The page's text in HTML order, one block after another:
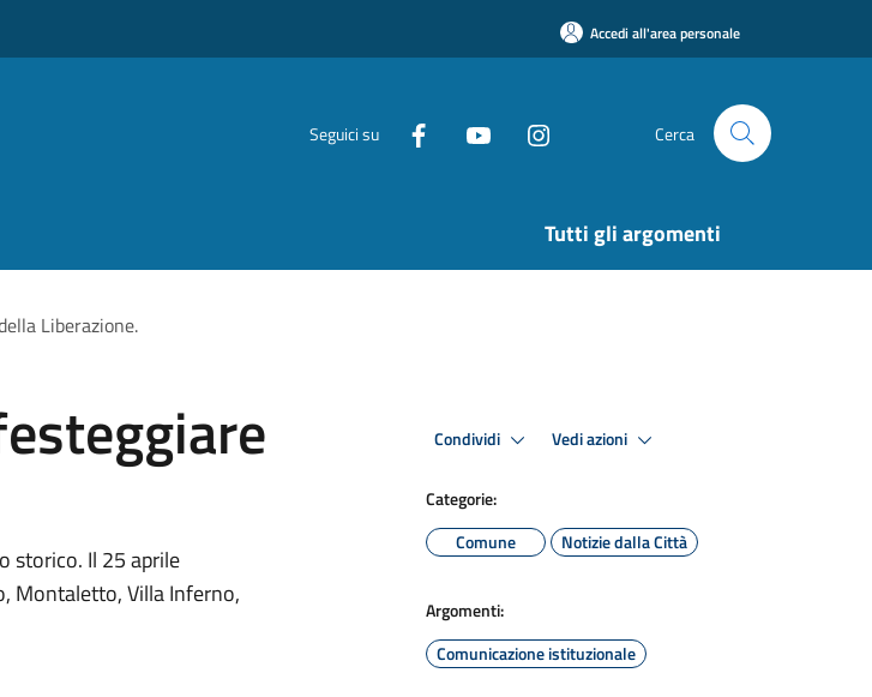
Accedi all'area personale
Seguici su Cerca
Tutti gli argomenti
Liberazione.
storico. Il 25 aprile
Montaletto, Villa Inferno,
Condividi Vedi azioni
Categorie:
Comune
Notizie dalla Città
Argomenti:
Comunicazione istituzionale